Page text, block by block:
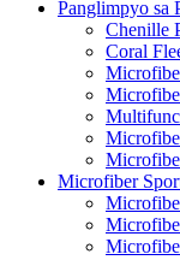
Panglimpyo sa
Chenille
Coral
Microfiber